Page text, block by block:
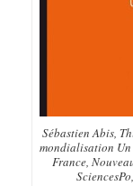
Sébastien Abis,
mondialisation
France,